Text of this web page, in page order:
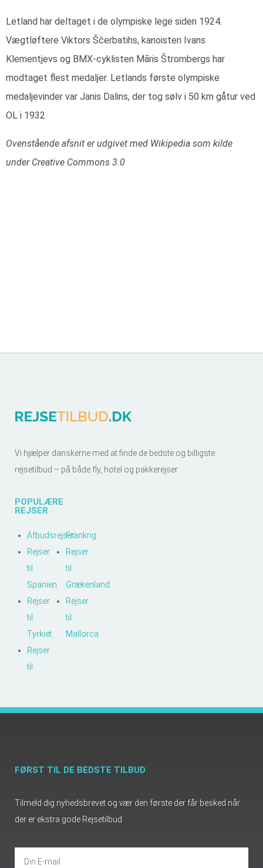
Letland har deltaget i de olympiske lege siden 1924.
Vægtløftere Viktors Ščerbatihs, kanoisten Ivans
Klementjevs og BMX-cyklisten Māris Štrombergs har
modtaget flest medaljer. Letlands første olympiske
medaljevinder var Janis Dalins, der tog sølv i 50 km gåtur ved
OL i 1932.
Ovenstående afsnit er udgivet med Wikipedia som kilde
under Creative Commons 3.0
Vi hjælper danskerne med at finde de bedste og billigste
rejsetilbud – på både fly, hotel og pakkerejser.
POPULÆRE
REJSER
Afbudsrejser
Rejser
til
Spanien
Rejser
til
Tyrkiet
Rejser
til
Frankrig
Rejser
til
Grækenland
Rejser
til
Mallorca
FØRST TIL DE BEDSTE TILBUD
Tilmeld dig nyhedsbrevet og vær den første der får besked når
der er ekstra gode Rejsetilbud